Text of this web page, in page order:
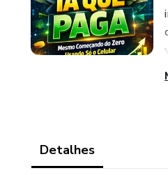
Detalhes